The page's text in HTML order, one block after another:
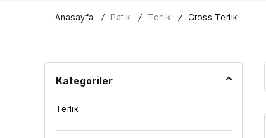
Anasayfa / Patik / Terlik / Cross Terlik
Kategoriler
Terlik